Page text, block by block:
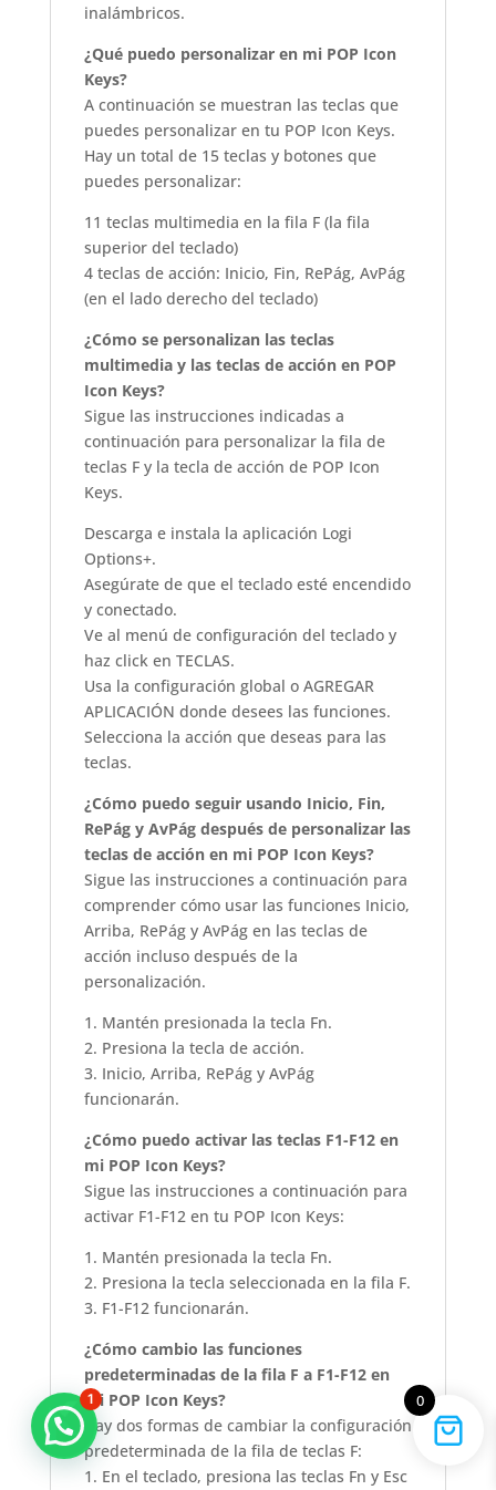
inalámbricos.
¿Qué puedo personalizar en mi POP Icon
Keys?
A continuación se muestran las teclas que
puedes personalizar en tu POP Icon Keys.
Hay un total de 15 teclas y botones que
puedes personalizar:
11 teclas multimedia en la fila F (la fila
superior del teclado)
4 teclas de acción: Inicio, Fin, RePág, AvPág
(en el lado derecho del teclado)
¿Cómo se personalizan las teclas
multimedia y las teclas de acción en POP
Icon Keys?
Sigue las instrucciones indicadas a
continuación para personalizar la fila de
teclas F y la tecla de acción de POP Icon
Keys.
Descarga e instala la aplicación Logi
Options+.
Asegúrate de que el teclado esté encendido
y conectado.
Ve al menú de configuración del teclado y
haz click en TECLAS.
Usa la configuración global o AGREGAR
APLICACIÓN donde desees las funciones.
Selecciona la acción que deseas para las
teclas.
¿Cómo puedo seguir usando Inicio, Fin,
RePág y AvPág después de personalizar las
teclas de acción en mi POP Icon Keys?
Sigue las instrucciones a continuación para
comprender cómo usar las funciones Inicio,
Arriba, RePág y AvPág en las teclas de
acción incluso después de la
personalización.
1. Mantén presionada la tecla Fn.
2. Presiona la tecla de acción.
3. Inicio, Arriba, RePág y AvPág
funcionarán.
¿Cómo puedo activar las teclas F1-F12 en
mi POP Icon Keys?
Sigue las instrucciones a continuación para
activar F1-F12 en tu POP Icon Keys:
1. Mantén presionada la tecla Fn.
2. Presiona la tecla seleccionada en la fila F.
3. F1-F12 funcionarán.
¿Cómo cambio las funciones
predeterminadas de la fila F a F1-F12 en
mi POP Icon Keys?
Hay dos formas de cambiar la configuración
predeterminada de la fila de teclas F:
1. En el teclado, presiona las teclas Fn y Esc
0
Marcas que marcan la diferencia
1